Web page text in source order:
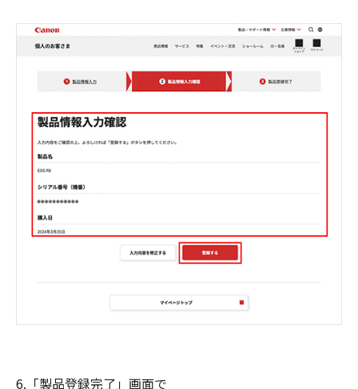
6.「製品登録完了」画面で